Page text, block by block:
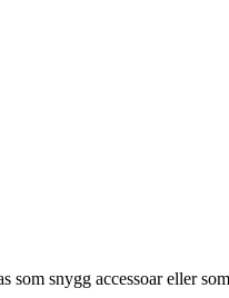
snygg accessoar eller